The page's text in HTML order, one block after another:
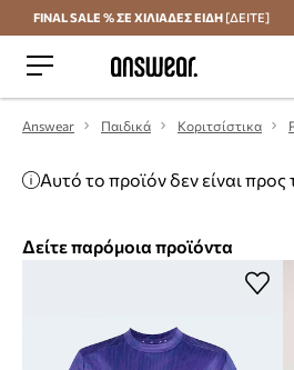
Εξοικονομήστε με το
FINAL SALE % ΣΕ ΧΙΛΙΑΔΕΣ ΕΙΔΗ [ΔΕΙΤΕ]
Answear Παιδικά Κοριτσίστικα
Αυτό το προϊόν δεν είναι
Δείτε παρόμοια προϊόντα